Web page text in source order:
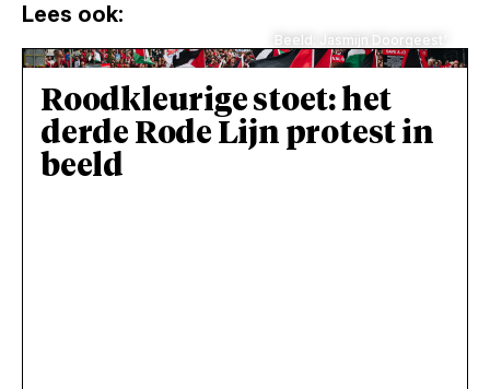
Lees ook:
Beeld: Jasmijn Doorgeest'
Roodkleurige stoet: het
derde Rode Lijn protest in
beeld